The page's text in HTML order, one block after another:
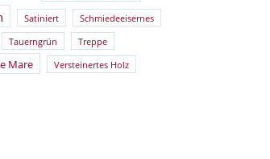
Satiniert Schmiedeeisernes
Tauerngrün Treppe
Mare Versteinertes Holz